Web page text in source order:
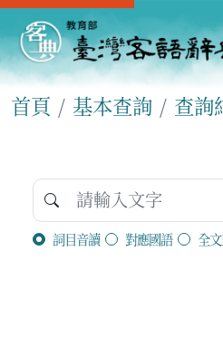
首頁 基本查詢 查詢
詞目音讀 對應國語 全